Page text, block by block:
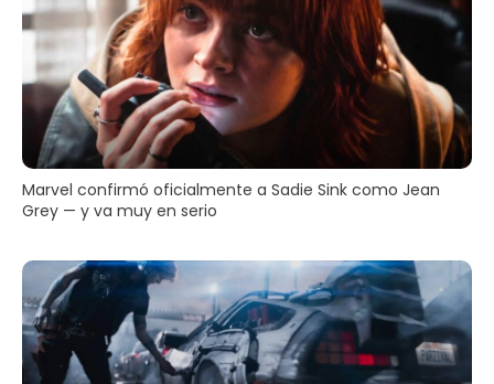
Marvel confirmó oficialmente a Sadie Sink como Jean
Grey — y va muy en serio